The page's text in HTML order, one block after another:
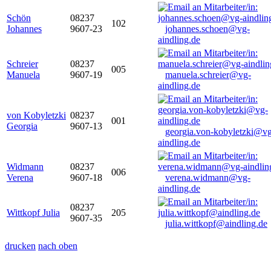
Schön
Johannes
08237
9607-23
102
johannes.schoen@vg-
aindling.de
Schreier
Manuela
08237
9607-19
005
manuela.schreier@vg-
aindling.de
von Kobyletzki
Georgia
08237
9607-13
001
georgia.von-
aindling.de
Widmann
Verena
08237
9607-18
006
verena.widmann@vg-
aindling.de
Wittkopf Julia
08237
9607-35
205
julia.wittkopf@aindling.de
drucken nach oben